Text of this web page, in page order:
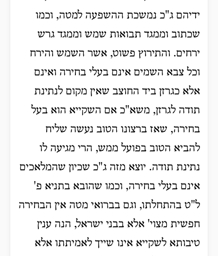
ידיהם ג"כ נמשכת ההשפעה למטה, וכמו
שכתוב וממגד תבואות שמש וממגד גרש
ירחים. והתירוץ פשוט, אשר השמש והירח
וכל צבא השמים אינם בעלי בחירה ואינם
אלא כגרזן ביד החוצב שאין מקום לנתינת
תודה לגרזן, משא"כ אם השקייא הוא בעל
בחירה, שאז ברצונו הטוב נעשה שליח
להביא הטוב בפועל ממש, הרי מגיעה לו
נתינת תודה. יוצא מזה ג"כ שכיון שהמלאכים
אינם בעלי בחירה, וכמו שהובא בתניא פ'
ל"ט בהתחלתו, וגם בברואי מטה אין הבחירה
חפשית מצוי' אלא בבני ישראל, הנה ענין
טיבותא לשקייא אינו שייך לאמיתתו אלא